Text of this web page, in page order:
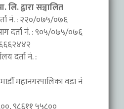
लि. द्वारा सञ्चालित
नं. : २२०/०७५/०७६
दर्ता नं. : ९०५/०७५/०७६
दर्ता नं. :
महानगरपालिका वडा नंं